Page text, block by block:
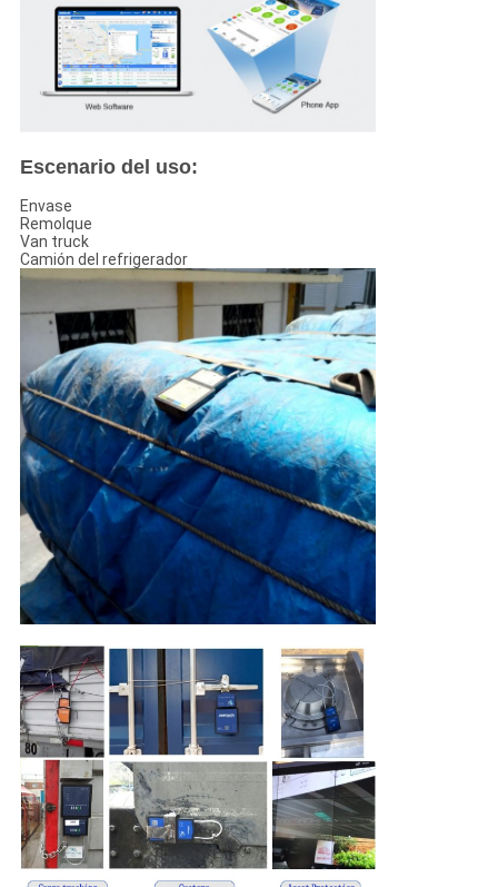
Escenario del uso:
Envase
Remolque
Van truck
Camión del refrigerador